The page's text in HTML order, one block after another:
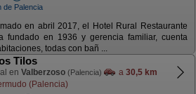
de Palencia
en abril 2017, el Hotel Rural Restaurante
fundado en 1936 y gerencia familiar, cuenta
todas con bañ ...
Tilos
en Valberzoso (Palencia) a 30,5 km
(Palencia)